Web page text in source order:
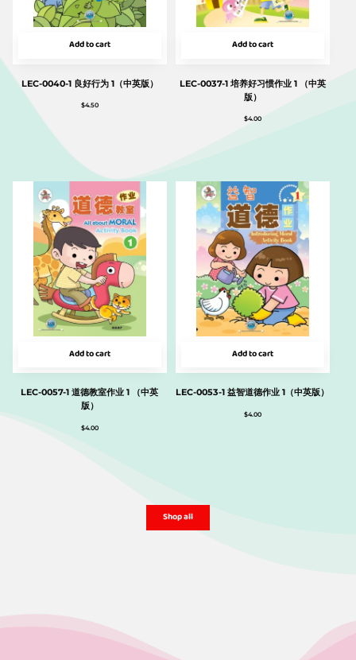
Add to cart
LEC-0040-1 良好行为 1（中英版）
$4.50
Add to cart
LEC-0037-1 培养好习惯作业 1 （中英
版）
$4.00
Add to cart
LEC-0057-1 道德教室作业 1 （中英
版）
$4.00
Add to cart
LEC-0053-1 益智道德作业 1（中英版）
$4.00
Shop all